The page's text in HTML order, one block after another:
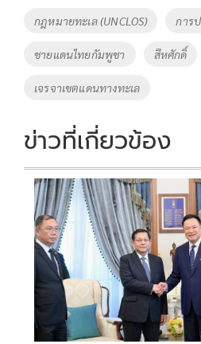
o
k
Li
n
k
Tags
กฎหมายทะเล (UNCLOS) การ
ชายแดนไทยกัมพูชา สีหศักดิ์
เจรจาเขตแดนทางทะเล
ข่าวที่เกี่ยวข้อง